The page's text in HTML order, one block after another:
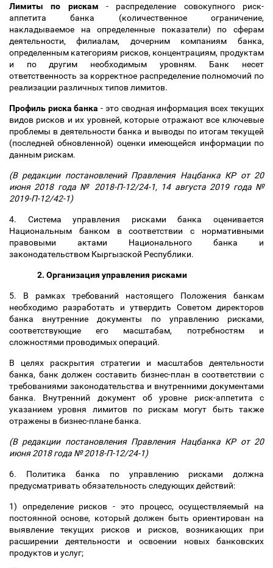
Лимиты по рискам - распределение совокупного риск-
аппетита банка (количественное ограничение,
накладываемое на определенные показатели) по сферам
деятельности, филиалам, дочерним компаниям банка,
определенным категориям рисков, концентрациям, продуктам
и по другим необходимым уровням. Банк несет
ответственность за корректное распределение полномочий по
реализации различных типов лимитов.
Профиль риска банка - это сводная информация всех текущих
видов рисков и их уровней, которые отражают все ключевые
проблемы в деятельности банка и выводы по итогам текущей
(последней обновленной) оценки имеющейся информации по
данным рискам.
(В редакции постановлений Правления Нацбанка КР от 20
июня 2018 года № 2018-П-12/24-1, 14 августа 2019 года №
2019-П-12/42-1)
4. Система управления рисками банка оценивается
Национальным банком в соответствии с нормативными
правовыми актами Национального банка и
законодательством Кыргызской Республики.
2. Организация управления рисками
5. В рамках требований настоящего Положения банкам
необходимо разработать и утвердить Советом директоров
банка внутренние документы по управлению рисками,
соответствующие его масштабам, потребностям и
сложностями проводимых операций.
В целях раскрытия стратегии и масштабов деятельности
банка, банк должен составить бизнес-план в соответствии с
требованиями законодательства и внутренними документами
банка. Внутренний документ об уровне риск-аппетита с
указанием уровня лимитов по рискам могут быть также
отражены в бизнес-плане банка.
(В редакции постановления Правления Нацбанка КР от 20
июня 2018 года № 2018-П-12/24-1)
6. Политика банка по управлению рисками должна
предусматривать обязательность следующих действий:
1) определение рисков - это процесс, осуществляемый на
постоянной основе, который должен быть ориентирован на
выявление текущих рисков и рисков, возникающих при
расширении деятельности и освоении новых банковских
продуктов и услуг;